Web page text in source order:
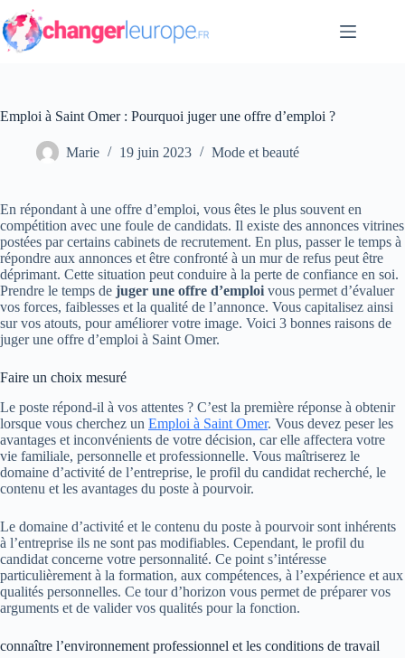
Passer
au
contenu
Emploi à Saint Omer : Pourquoi juger une offre d’emploi ?
Marie 19 juin 2023 Mode et beauté
En répondant à une offre d’emploi, vous êtes le plus souvent en
compétition avec une foule de candidats. Il existe des annonces vitrines
postées par certains cabinets de recrutement. En plus, passer le temps à
répondre aux annonces et être confronté à un mur de refus peut être
déprimant. Cette situation peut conduire à la perte de confiance en soi.
Prendre le temps de juger une offre d’emploi vous permet d’évaluer
vos forces, faiblesses et la qualité de l’annonce. Vous capitalisez ainsi
sur vos atouts, pour améliorer votre image. Voici 3 bonnes raisons de
juger une offre d’emploi à Saint Omer.
Faire un choix mesuré
Le poste répond-il à vos attentes ? C’est la première réponse à obtenir
lorsque vous cherchez un Emploi à Saint Omer. Vous devez peser les
avantages et inconvénients de votre décision, car elle affectera votre
vie familiale, personnelle et professionnelle. Vous maîtriserez le
domaine d’activité de l’entreprise, le profil du candidat recherché, le
contenu et les avantages du poste à pourvoir.
Le domaine d’activité et le contenu du poste à pourvoir sont inhérents
à l’entreprise ils ne sont pas modifiables. Cependant, le profil du
candidat concerne votre personnalité. Ce point s’intéresse
particulièrement à la formation, aux compétences, à l’expérience et aux
qualités personnelles. Ce tour d’horizon vous permet de préparer vos
arguments et de valider vos qualités pour la fonction.
connaître l’environnement professionnel et les conditions de travail